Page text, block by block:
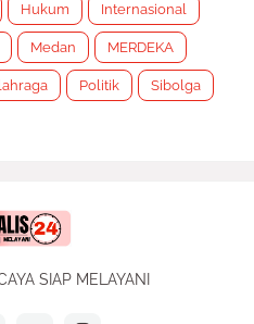
Hukum Internasional
Medan MERDEKA
Politik Sibolga
SIAP MELAYANI